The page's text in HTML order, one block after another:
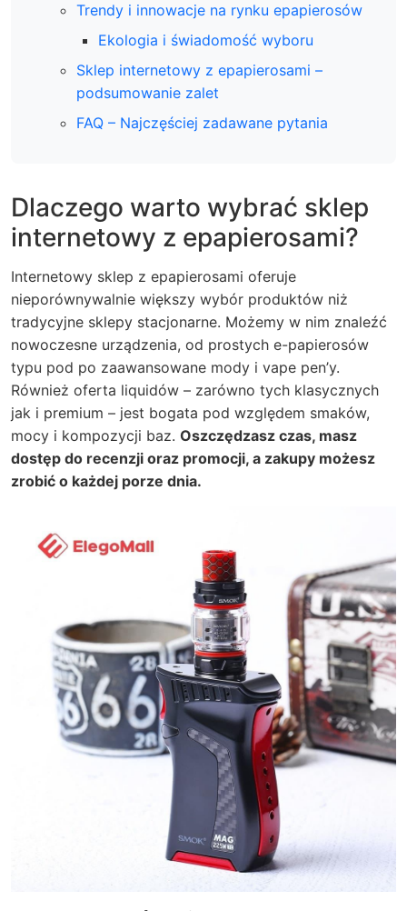
Trendy i innowacje na rynku epapierosów
Ekologia i świadomość wyboru
Sklep internetowy z epapierosami –
podsumowanie zalet
FAQ – Najczęściej zadawane pytania
Dlaczego warto wybrać sklep
internetowy z epapierosami?
Internetowy sklep z epapierosami oferuje
nieporównywalnie większy wybór produktów niż
tradycyjne sklepy stacjonarne. Możemy w nim znaleźć
nowoczesne urządzenia, od prostych e-papierosów
typu pod po zaawansowane mody i vape pen’y.
Również oferta liquidów – zarówno tych klasycznych
jak i premium – jest bogata pod względem smaków,
mocy i kompozycji baz. Oszczędzasz czas, masz
dostęp do recenzji oraz promocji, a zakupy możesz
zrobić o każdej porze dnia.